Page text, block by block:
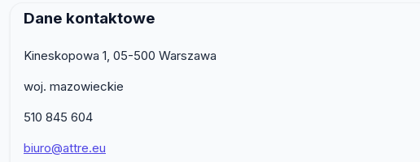
Dane kontaktowe
Kineskopowa 1, 05-500 Warszawa
woj. mazowieckie
510 845 604
biuro@attre.eu